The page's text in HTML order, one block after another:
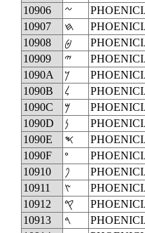
10906
𐤆
10907
𐤇
10908
𐤈
10909
𐤉
1090A
𐤊
1090B
𐤋
1090C
𐤌
1090D
𐤍
1090E
𐤎
1090F
𐤏
10910
𐤐
10911
𐤑
10912
𐤒
10913
𐤓